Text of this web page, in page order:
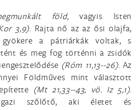
föld,vagyis Isten
3,9). Rajta nő az az ősi olajfa,
gyökere a pátriárkák voltak, s
és meg fog történni a zsidók
(Róm 11,13--26). Az
Földműves mint választott
(Mt 21,33--43; vö. Iz 5,1).
szőlőtő, aki életet és